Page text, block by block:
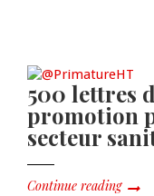
500 lettres
promotion
secteur
Continue reading